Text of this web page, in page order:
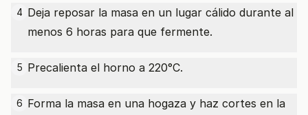
4 Deja reposar la masa en un lugar cálido durante al
menos 6 horas para que fermente.
5 Precalienta el horno a 220°C.
6 Forma la masa en una hogaza y haz cortes en la